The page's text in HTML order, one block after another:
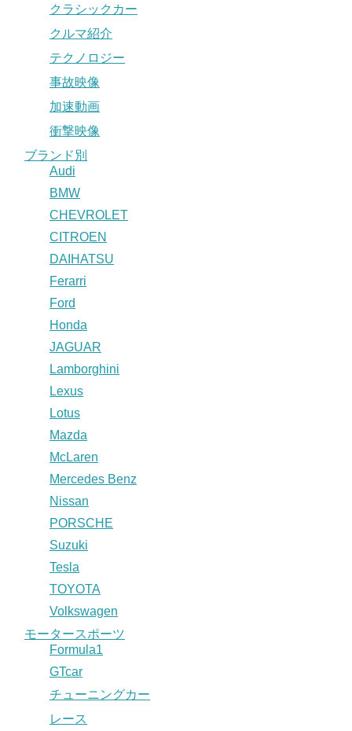
クラシックカー
クルマ紹介
テクノロジー
事故映像
加速動画
衝撃映像
ブランド別
Audi
BMW
CHEVROLET
CITROEN
DAIHATSU
Ferarri
Ford
Honda
JAGUAR
Lamborghini
Lexus
Lotus
Mazda
McLaren
Mercedes Benz
Nissan
PORSCHE
Suzuki
Tesla
TOYOTA
Volkswagen
モータースポーツ
Formula1
GTcar
チューニングカー
レース